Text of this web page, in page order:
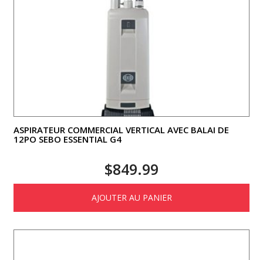
ASPIRATEUR COMMERCIAL VERTICAL AVEC BALAI DE
12PO SEBO ESSENTIAL G4
$849.99
AJOUTER AU PANIER